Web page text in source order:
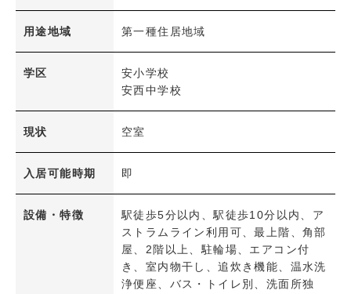
ペット可能物件
立地・環境
駅徒歩5分以内 駅徒歩10分以内
階・フロア
最上階 角部屋
駐車場
用途地域 第一種住居地域
学区
安小学校
安西中学校
現状 空室
入居可能時期 即
設備・特徴
駅徒歩5分以内、駅徒歩10分以内、ア
ストラムライン利用可、最上階、角部
屋、2階以上、駐輪場、エアコン付
き、室内物干し、追炊き機能、温水洗
浄便座、バス・トイレ別、洗面所独